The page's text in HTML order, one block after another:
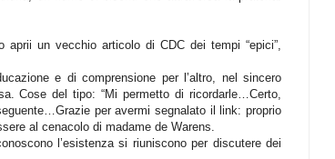
aprii un vecchio articolo di CDC dei tempi “epici”,
e di comprensione per l’altro, nel sincero
Cose del tipo: “Mi permetto di ricordarle…Certo,
per avermi segnalato il link: proprio
al cenacolo di madame de Warens.
l’esistenza si riuniscono per discutere dei